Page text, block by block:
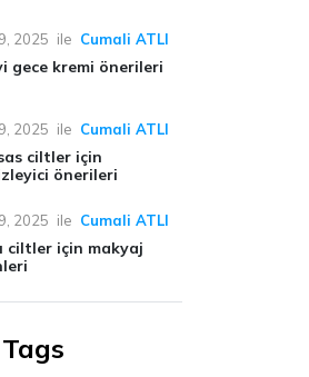
2025 ile Cumali ATLI
gece kremi önerileri
2025 ile Cumali ATLI
ciltler için
önerileri
2025 ile Cumali ATLI
ciltler için makyaj